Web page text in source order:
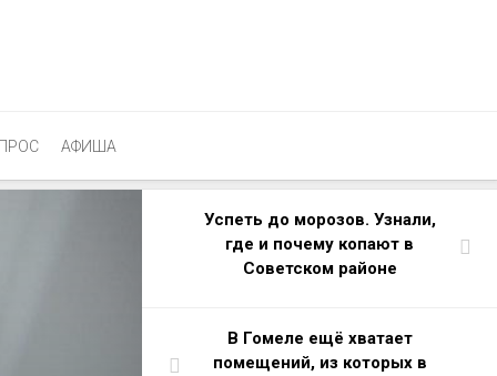
АФИША
Успеть до морозов. Узнали,
где и почему копают в
Советском районе
В Гомеле ещё хватает
помещений, из которых в